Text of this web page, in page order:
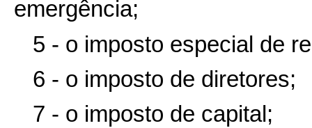
emergência;
5 - o imposto especial de
6 - o imposto de diretores;
7 - o imposto de capital;